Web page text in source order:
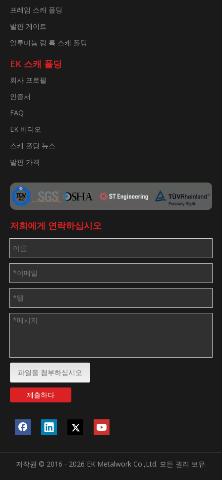
프레임 스캐 폴딩
발판 게이트
알루미늄 링 록 스캐 폴딩
EK 스캐 폴딩
회사 프로필
인증서
FAQ
EK 비디오
스캐 폴딩 뉴스
발판 가격
저희에게 연락하십시오
파일을 첨부하십시오
제출하다
저작권 © 2016 - 2026 EK Metalwork Co.,Ltd. 모든 권리 보유.